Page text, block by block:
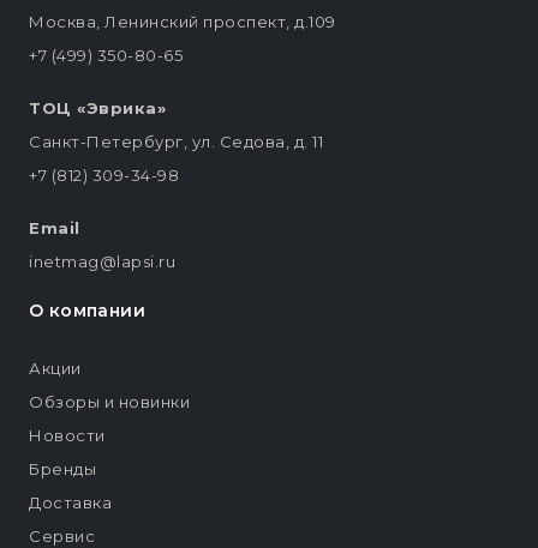
Москва, Ленинский проспект, д.109
+7 (499) 350-80-65
ТОЦ «Эврика»
Санкт-Петербург, ул. Седова, д. 11
+7 (812) 309-34-98
Email
inetmag@lapsi.ru
О компании
Акции
Обзоры и новинки
Новости
Бренды
Доставка
Сервис